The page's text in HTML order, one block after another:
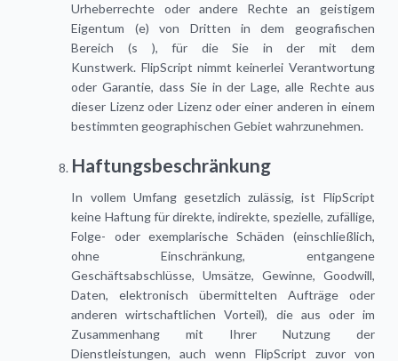
Urheberrechte oder andere Rechte an geistigem
Eigentum (e) von Dritten in dem geografischen
Bereich (s ), für die Sie in der mit dem
Kunstwerk. FlipScript nimmt keinerlei Verantwortung
oder Garantie, dass Sie in der Lage, alle Rechte aus
dieser Lizenz oder Lizenz oder einer anderen in einem
bestimmten geographischen Gebiet wahrzunehmen.
Haftungsbeschränkung
In vollem Umfang gesetzlich zulässig, ist FlipScript
keine Haftung für direkte, indirekte, spezielle, zufällige,
Folge- oder exemplarische Schäden (einschließlich,
ohne Einschränkung, entgangene
Geschäftsabschlüsse, Umsätze, Gewinne, Goodwill,
Daten, elektronisch übermittelten Aufträge oder
anderen wirtschaftlichen Vorteil), die aus oder im
Zusammenhang mit Ihrer Nutzung der
Dienstleistungen, auch wenn FlipScript zuvor von